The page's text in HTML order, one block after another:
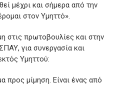
μέχρι και σήμερα από την
στον Υμηττό».
στις πρωτοβουλίες και στην
για συνεργασία και
Υμηττού:
προς μίμηση. Είναι ένας από